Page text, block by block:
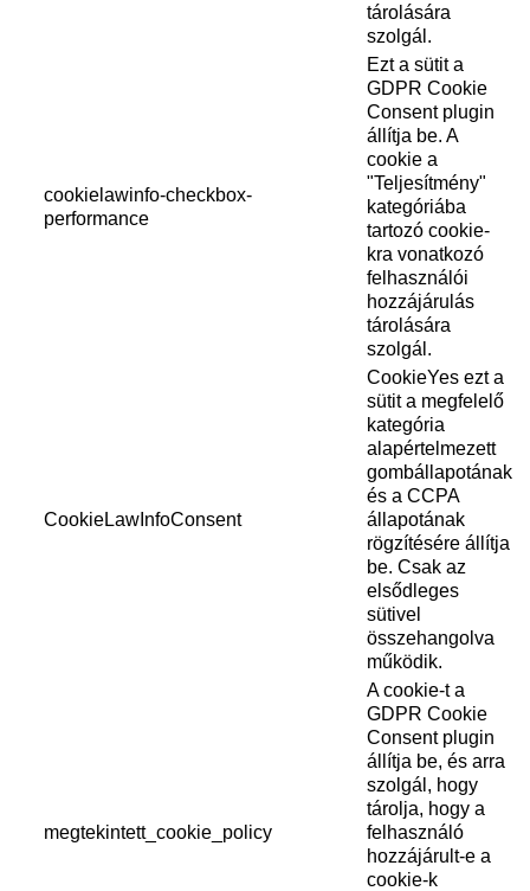
tárolására
szolgál.
cookielawinfo-checkbox-
performance
Ezt a sütit a
GDPR Cookie
Consent plugin
állítja be. A
cookie a
"Teljesítmény"
kategóriába
tartozó cookie-
kra vonatkozó
felhasználói
hozzájárulás
tárolására
szolgál.
CookieLawInfoConsent
CookieYes ezt a
sütit a megfelelő
kategória
alapértelmezett
gombállapotának
és a CCPA
állapotának
rögzítésére állítja
be. Csak az
elsődleges
sütivel
összehangolva
működik.
megtekintett_cookie_policy
A cookie-t a
GDPR Cookie
Consent plugin
állítja be, és arra
szolgál, hogy
tárolja, hogy a
felhasználó
hozzájárult-e a
cookie-k